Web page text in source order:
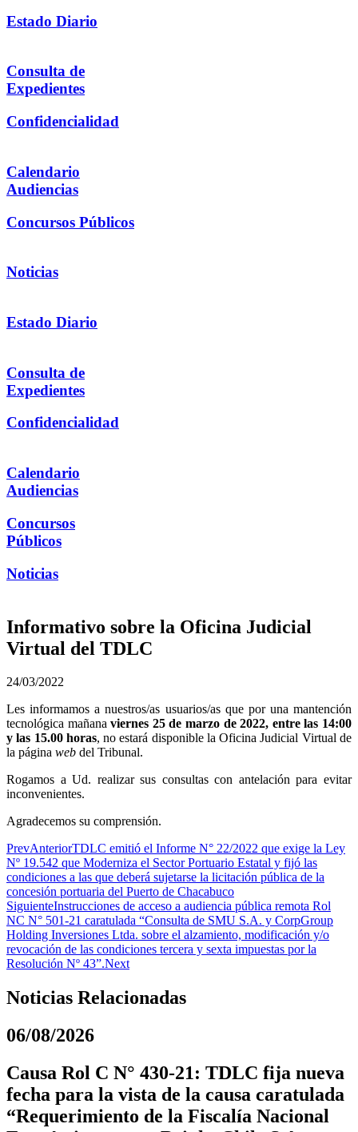
Estado Diario
Consulta de
Expedientes
Confidencialidad
Calendario
Audiencias
Concursos Públicos
Noticias
Estado Diario
Consulta de
Expedientes
Confidencialidad
Calendario
Audiencias
Concursos
Públicos
Noticias
Informativo sobre la Oficina Judicial
Virtual del TDLC
24/03/2022
Les informamos a nuestros/as usuarios/as que por una mantención
tecnológica mañanaviernes 25 de marzo de 2022, entre las 14:00
y las 15.00 horas, no estará disponible la Oficina Judicial Virtual de
la página web del Tribunal.
Rogamos a Ud. realizar sus consultas con antelación para evitar
inconvenientes.
Agradecemos su comprensión.
PrevAnteriorTDLC emitió el Informe N° 22/2022 que exige la Ley
Nº 19.542 que Moderniza el Sector Portuario Estatal y fijó las
condiciones a las que deberá sujetarse la licitación pública de la
concesión portuaria del Puerto de Chacabuco
SiguienteInstrucciones de acceso a audiencia pública remota Rol
NC N° 501-21 caratulada “Consulta de SMU S.A. y CorpGroup
Holding Inversiones Ltda. sobre el alzamiento, modificación y/o
revocación de las condiciones tercera y sexta impuestas por la
Resolución Nº 43”.Next
Noticias Relacionadas
06/08/2026
Causa Rol C N° 430-21: TDLC fija nueva
fecha para la vista de la causa caratulada
“Requerimiento de la Fiscalía Nacional